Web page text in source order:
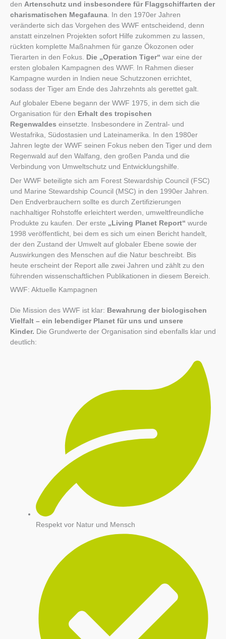
den Artenschutz und insbesondere für Flaggschiffarten der
charismatischen Megafauna. In den 1970er Jahren
veränderte sich das Vorgehen des WWF entscheidend, denn
anstatt einzelnen Projekten sofort Hilfe zukommen zu lassen,
rückten komplette Maßnahmen für ganze Ökozonen oder
Tierarten in den Fokus. Die „Operation Tiger“ war eine der
ersten globalen Kampagnen des WWF. In Rahmen dieser
Kampagne wurden in Indien neue Schutzzonen errichtet,
sodass der Tiger am Ende des Jahrzehnts als gerettet galt.
Auf globaler Ebene begann der WWF 1975, in dem sich die
Organisation für den Erhalt des tropischen
Regenwaldes einsetzte. Insbesondere in Zentral- und
Westafrika, Südostasien und Lateinamerika. In den 1980er
Jahren legte der WWF seinen Fokus neben den Tiger und dem
Regenwald auf den Walfang, den großen Panda und die
Verbindung von Umweltschutz und Entwicklungshilfe.
Der WWF beteiligte sich am Forest Stewardship Council (FSC)
und Marine Stewardship Council (MSC) in den 1990er Jahren.
Den Endverbrauchern sollte es durch Zertifizierungen
nachhaltiger Rohstoffe erleichtert werden, umweltfreundliche
Produkte zu kaufen. Der erste „Living Planet Report“ wurde
1998 veröffentlicht, bei dem es sich um einen Bericht handelt,
der den Zustand der Umwelt auf globaler Ebene sowie der
Auswirkungen des Menschen auf die Natur beschreibt. Bis
heute erscheint der Report alle zwei Jahren und zählt zu den
führenden wissenschaftlichen Publikationen in diesem Bereich.
WWF: Aktuelle Kampagnen
Die Mission des WWF ist klar: Bewahrung der biologischen
Vielfalt – ein lebendiger Planet für uns und unsere
Kinder. Die Grundwerte der Organisation sind ebenfalls klar und
deutlich:
Respekt vor Natur und Mensch